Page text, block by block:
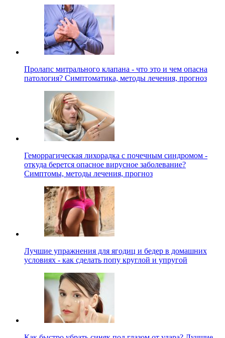
Пролапс митрального клапана - что это и чем опасна
патология? Симптоматика, методы лечения, прогноз
Геморрагическая лихорадка с почечным синдромом -
откуда берется опасное вирусное заболевание?
Симптомы, методы лечения, прогноз
Лучшие упражнения для ягодиц и бедер в домашних
условиях - как сделать попу круглой и упругой